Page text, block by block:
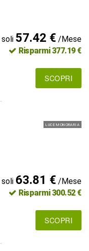
soli 57.42 €/Mese
Risparmi 377.19 €
SCOPRI
LUCE MONORARIA
soli 63.81 €/Mese
Risparmi 300.52 €
SCOPRI